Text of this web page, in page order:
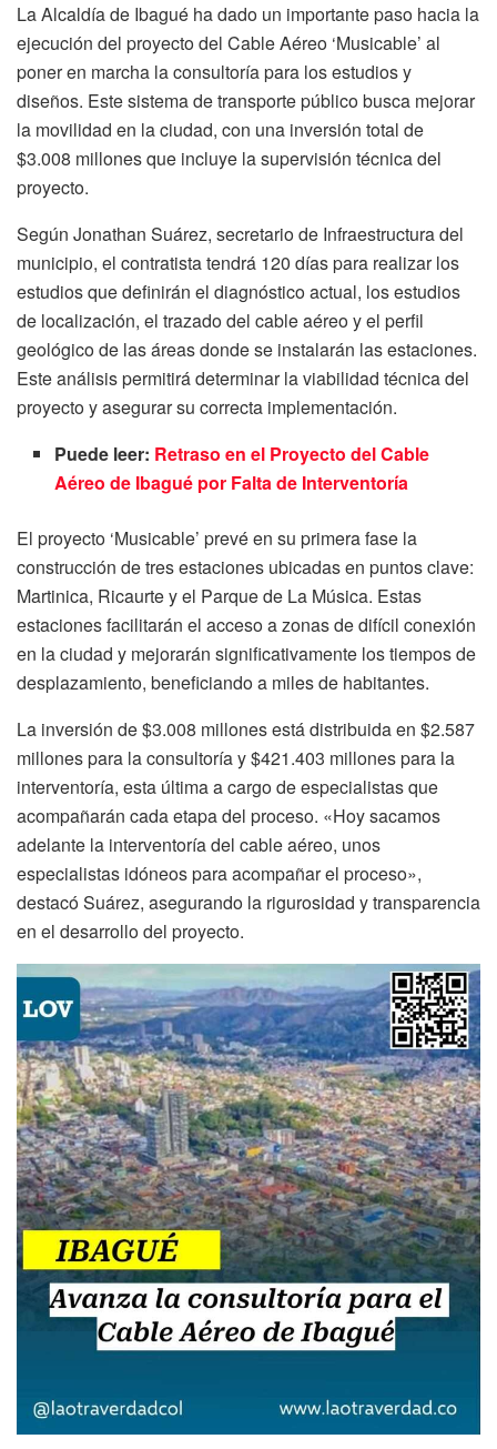
La Alcaldía de Ibagué ha dado un importante paso hacia la
ejecución del proyecto del Cable Aéreo ‘Musicable’ al
poner en marcha la consultoría para los estudios y
diseños. Este sistema de transporte público busca mejorar
la movilidad en la ciudad, con una inversión total de
$3.008 millones que incluye la supervisión técnica del
proyecto.
Según Jonathan Suárez, secretario de Infraestructura del
municipio, el contratista tendrá 120 días para realizar los
estudios que definirán el diagnóstico actual, los estudios
de localización, el trazado del cable aéreo y el perfil
geológico de las áreas donde se instalarán las estaciones.
Este análisis permitirá determinar la viabilidad técnica del
proyecto y asegurar su correcta implementación.
Puede leer: Retraso en el Proyecto del Cable
Aéreo de Ibagué por Falta de Interventoría
El proyecto ‘Musicable’ prevé en su primera fase la
construcción de tres estaciones ubicadas en puntos clave:
Martinica, Ricaurte y el Parque de La Música. Estas
estaciones facilitarán el acceso a zonas de difícil conexión
en la ciudad y mejorarán significativamente los tiempos de
desplazamiento, beneficiando a miles de habitantes.
La inversión de $3.008 millones está distribuida en $2.587
millones para la consultoría y $421.403 millones para la
interventoría, esta última a cargo de especialistas que
acompañarán cada etapa del proceso. «Hoy sacamos
adelante la interventoría del cable aéreo, unos
especialistas idóneos para acompañar el proceso»,
destacó Suárez, asegurando la rigurosidad y transparencia
en el desarrollo del proyecto.